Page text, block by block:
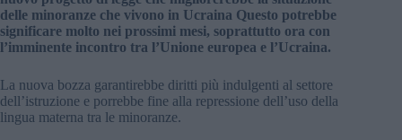
delle minoranze che vivono in Ucraina Questo potrebbe
significare molto nei prossimi mesi, soprattutto ora con
l’imminente incontro tra l’Unione europea e l’Ucraina.
La nuova bozza garantirebbe diritti più indulgenti al settore
dell’istruzione e porrebbe fine alla repressione dell’uso della
lingua materna tra le minoranze.